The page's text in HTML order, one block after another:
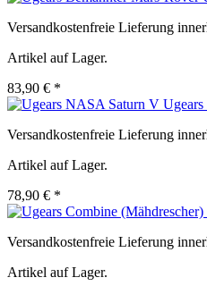
Versandkostenfreie Lieferung
Artikel auf Lager.
83,90 € *
Versandkostenfreie Lieferung
Artikel auf Lager.
78,90 € *
Versandkostenfreie Lieferung
Artikel auf Lager.